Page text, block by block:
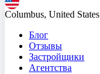
Columbus, United States
Блог
Отзывы
Застройщики
Агентства